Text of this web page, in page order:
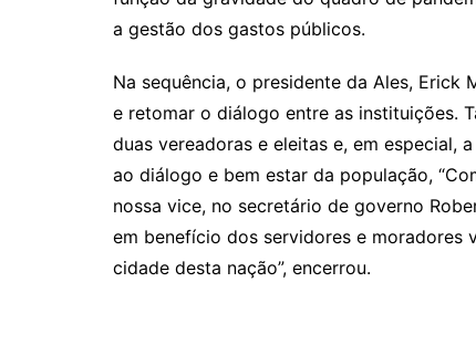
a gestão dos gastos públicos.
Na sequência, o presidente da Ales, Erick
e retomar o diálogo entre as instituições.
duas vereadoras e eleitas e, em especial,
ao diálogo e bem estar da população,
nossa vice, no secretário de governo
em benefício dos servidores e moradores
cidade desta nação”, encerrou.